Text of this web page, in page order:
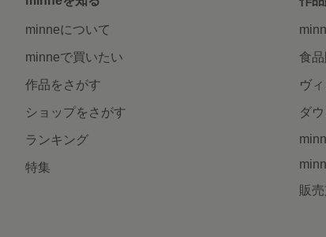
minneについて
minneで買いたい
作品をさがす
ショップをさがす
ランキング
特集
食
ヴ
ダ
販